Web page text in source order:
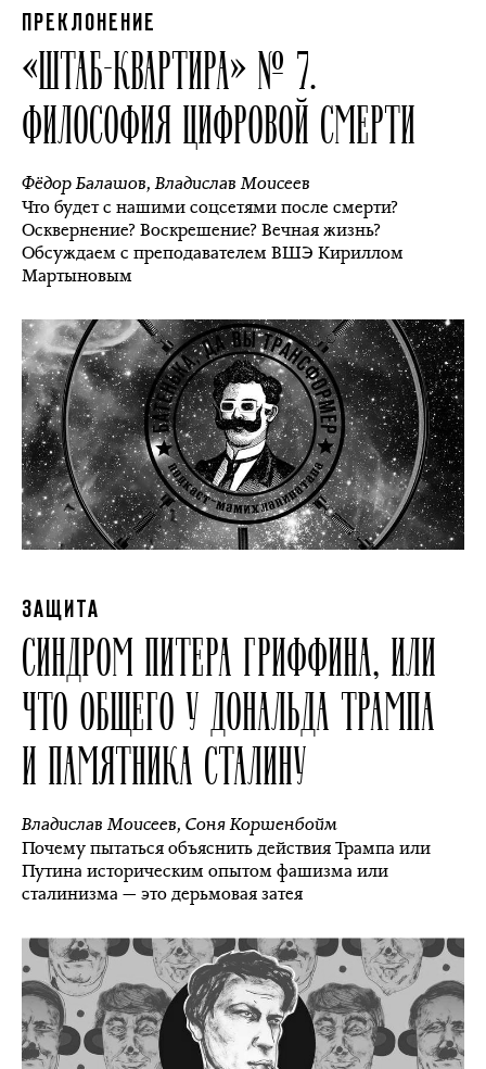
ПРЕКЛОНЕНИЕ
«ШТАБ-КВАРТИРА» № 7.
ФИЛОСОФИЯ ЦИФРОВОЙ СМЕРТИ
Фёдор Балашов,Владислав Моисеев
Что будет с нашими соцсетями после смерти?
Осквернение? Воскрешение? Вечная жизнь?
Обсуждаем с преподавателем ВШЭ Кириллом
Мартыновым
ЗАЩИТА
СИНДРОМ ПИТЕРА ГРИФФИНА, ИЛИ
ЧТО ОБЩЕГО У ДОНАЛЬДА ТРАМПА
И ПАМЯТНИКА СТАЛИНУ
Владислав Моисеев, Соня Коршенбойм
Почему пытаться объяснить действия Трампа или
Путина историческим опытом фашизма или
сталинизма — это дерьмовая затея